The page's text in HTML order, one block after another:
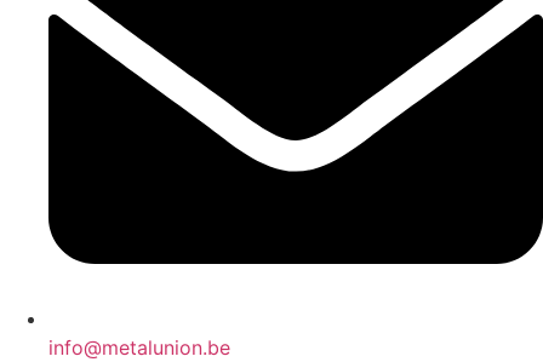
info@metalunion.be